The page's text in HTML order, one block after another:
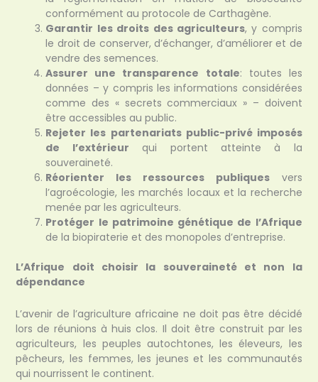
conformément au protocole de Carthagène.
Garantir les droits des agriculteurs, y compris
le droit de conserver, d’échanger, d’améliorer et de
vendre des semences.
Assurer une transparence totale: toutes les
données – y compris les informations considérées
comme des « secrets commerciaux » – doivent
être accessibles au public.
Rejeter les partenariats public-privé imposés
de l’extérieur qui portent atteinte à la
souveraineté.
Réorienter les ressources publiquesvers
l’agroécologie, les marchés locaux et la recherche
menée par les agriculteurs.
Protéger le patrimoine génétique de l’Afrique
de la biopiraterie et des monopoles d’entreprise.
L’Afrique doit choisir la souveraineté et non la
dépendance
L’avenir de l’agriculture africaine ne doit pas être décidé
lors de réunions à huis clos. Il doit être construit par les
agriculteurs, les peuples autochtones, les éleveurs, les
pêcheurs, les femmes, les jeunes et les communautés
qui nourrissent le continent.